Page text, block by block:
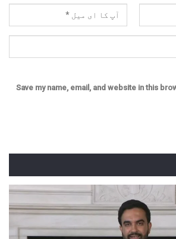
Save my name, email, and website in this